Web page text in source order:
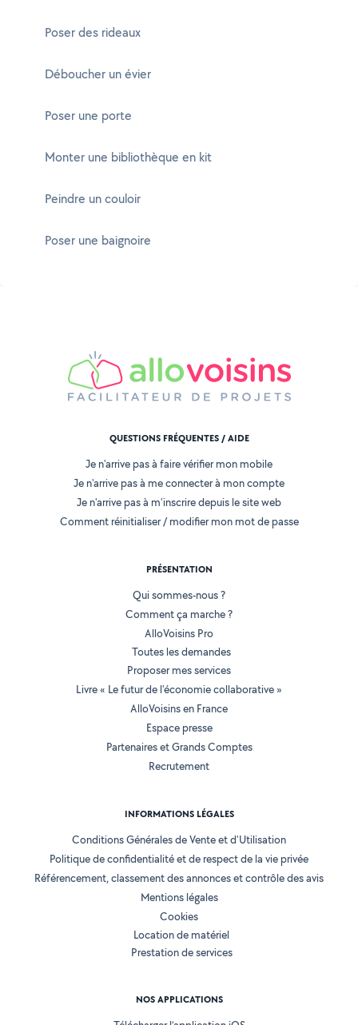
Poser des rideaux
Déboucher un évier
Poser une porte
Monter une bibliothèque en kit
Peindre un couloir
Poser une baignoire
QUESTIONS FRÉQUENTES / AIDE
Je n'arrive pas à faire vérifier mon mobile
Je n'arrive pas à me connecter à mon compte
Je n'arrive pas à m'inscrire depuis le site web
Comment réinitialiser / modifier mon mot de passe
PRÉSENTATION
Qui sommes-nous ?
Comment ça marche ?
AlloVoisins Pro
Toutes les demandes
Proposer mes services
Livre « Le futur de l'économie collaborative »
AlloVoisins en France
Espace presse
Partenaires et Grands Comptes
Recrutement
INFORMATIONS LÉGALES
Conditions Générales de Vente et d'Utilisation
Politique de confidentialité et de respect de la vie privée
Référencement, classement des annonces et contrôle des avis
Mentions légales
Cookies
Location de matériel
Prestation de services
NOS APPLICATIONS